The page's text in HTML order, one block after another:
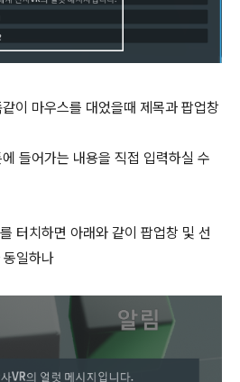
이 마우스를 대었을때 제목과 팝업창
들어가는 내용을 직접 입력하실 수
터치하면 아래와 같이 팝업창 및 선
일하나